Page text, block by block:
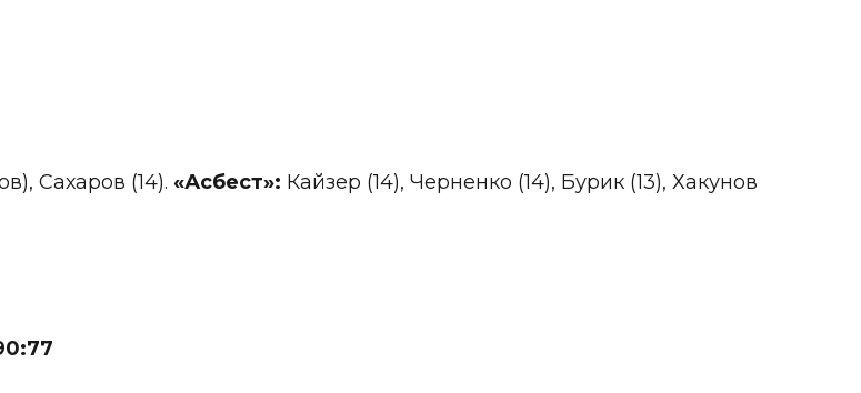
Сахаров (14). «Асбест»: Кайзер (14), Черненко (14), Бурик (13), Хакунов